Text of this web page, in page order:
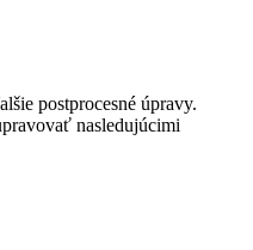
postprocesné úpravy.
nasledujúcimi